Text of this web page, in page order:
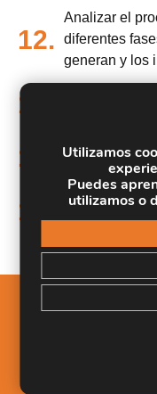
12.
Analizar el
diferentes
generan y los
13.
14.
Dar a conocer
relaciones
15.
Conocer los
empresarial y
Utilizamos
Puedes
utilizamos o